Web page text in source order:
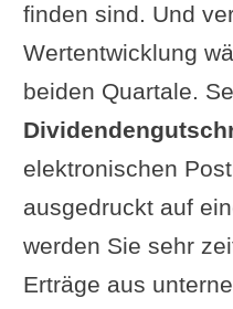
finden sind. Und
Wertentwicklung
beiden Quartale.
elektronischen
ausgedruckt auf
werden Sie sehr
Erträge aus